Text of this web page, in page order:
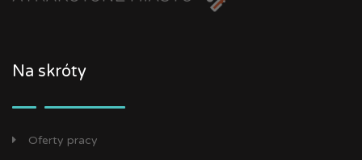
Na skróty
Oferty pracy